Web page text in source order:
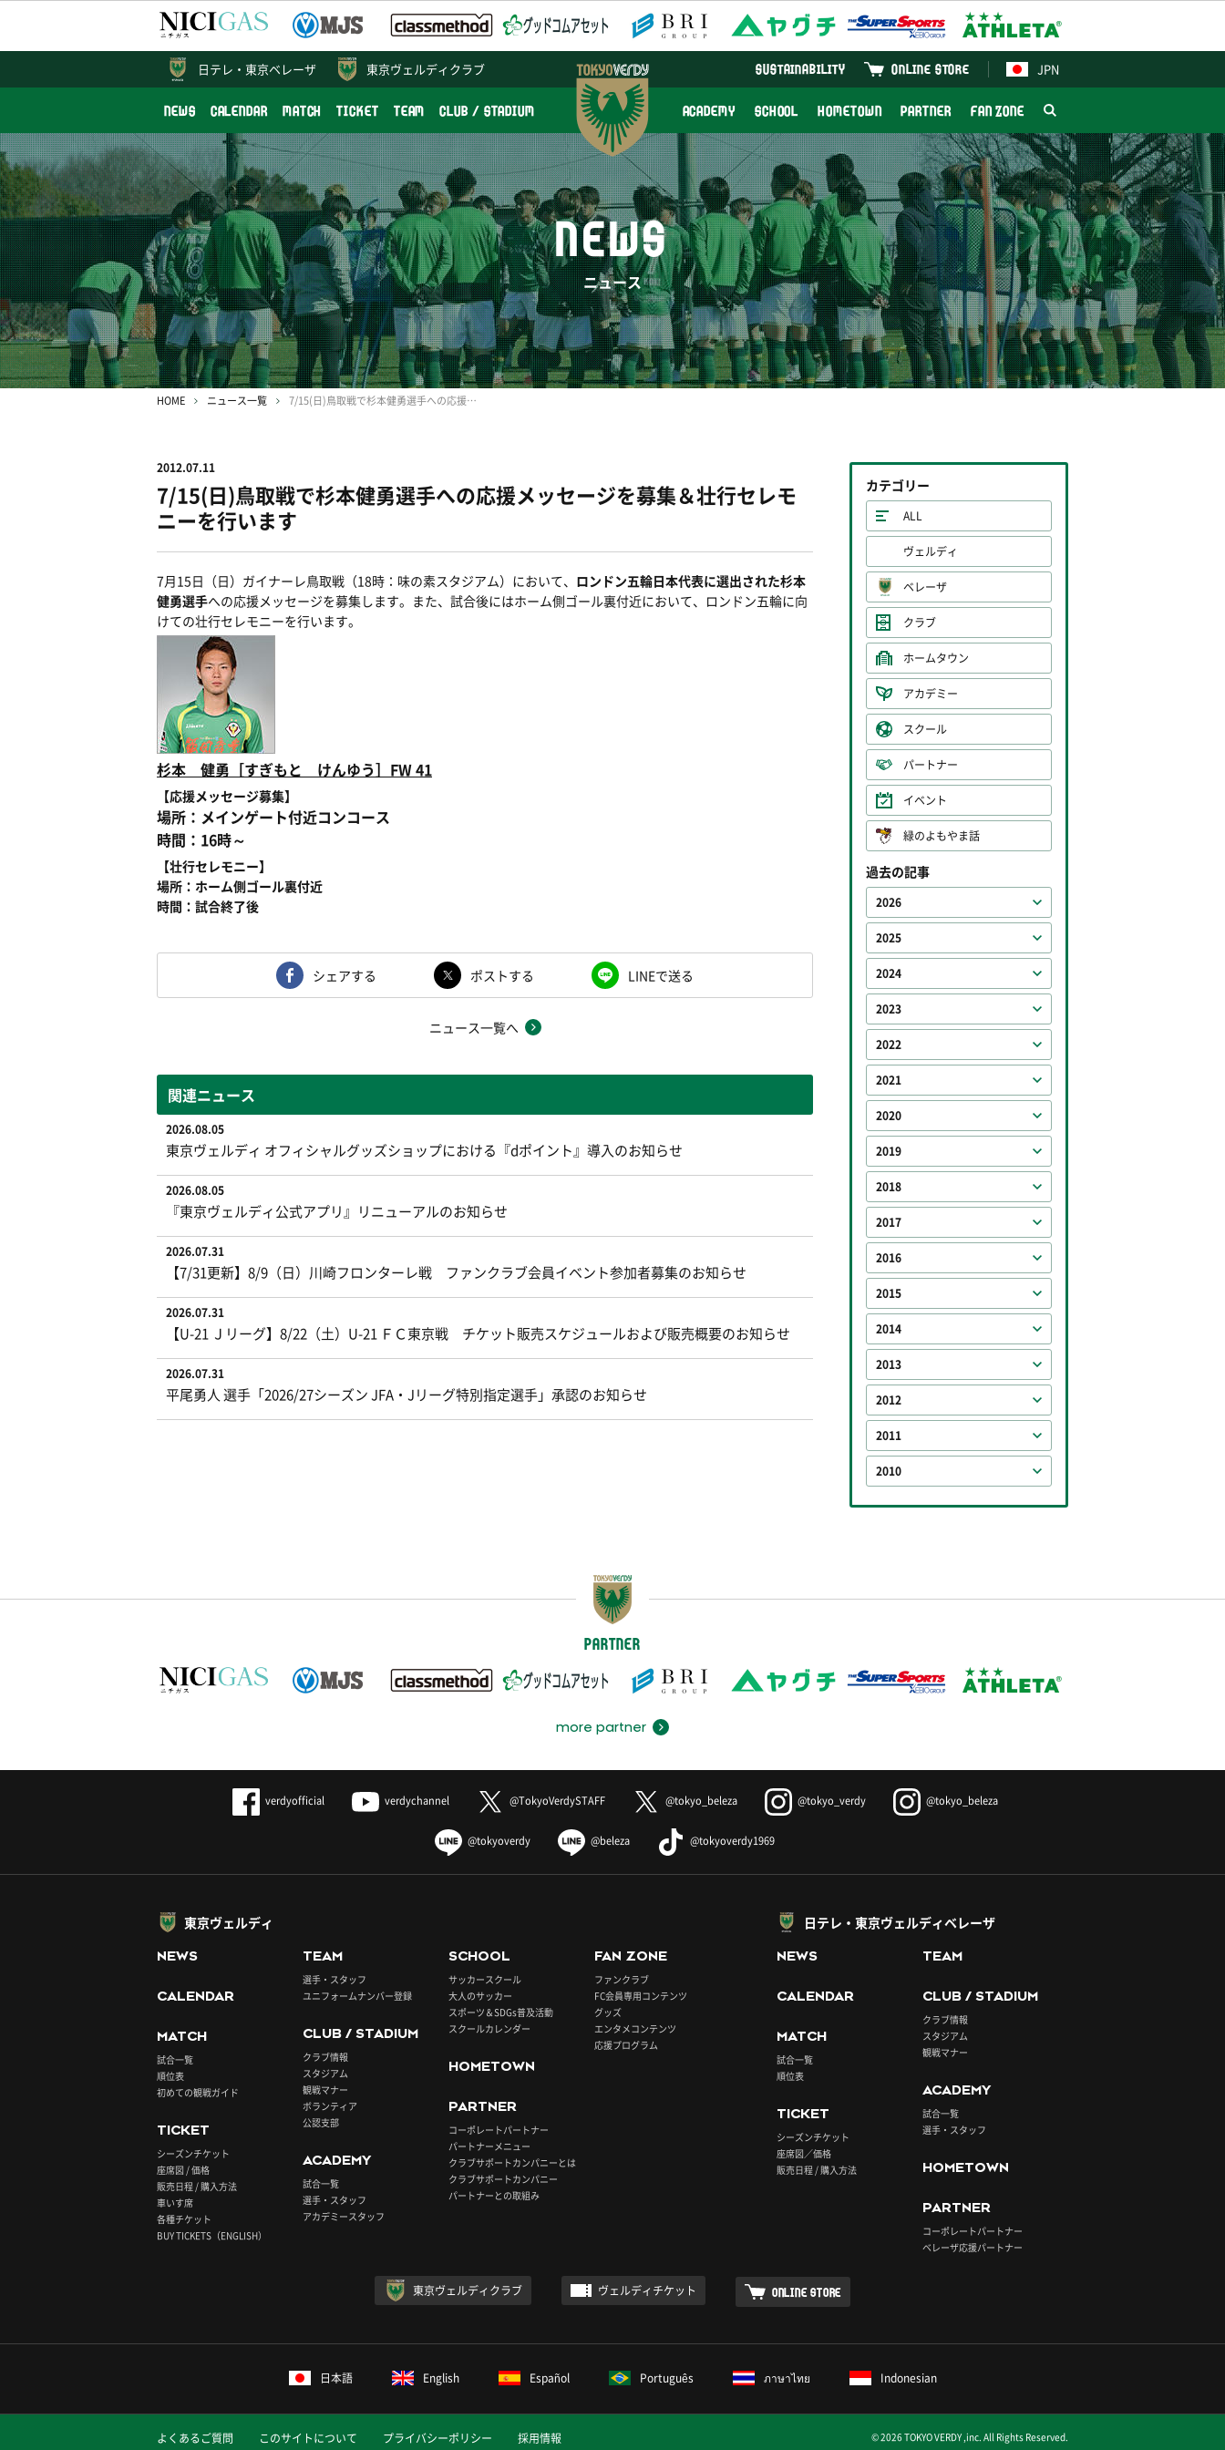
東京ヴェルディクラブ JPN
ONLINE STORE
SUSTAINABILITY
NEWS CALENDAR MATCH TICKET TEAM CLUB / STADIUM ACADEMY SCHOOL HOMETOWN PARTNER FAN ZONE
日テレ・ 東京ベレーザ
NEWS
ニュース
HOME ニュース一覧 7/15(日)鳥取戦で杉本健勇選手への応援メッセージを募集＆壮行セレモニーを行います
2012.07.11
7/15(日)鳥取戦で杉本健勇選手への応援メッセージを募集＆壮行セレモ
ニーを行います
7月15日（日）ガイナーレ鳥取戦（18時：味の素スタジアム）において、 ロンドン五輪日本代表に選出された杉本
健勇選手への応援メッセージを募集します。また、試合後にはホーム側ゴール裏付近において、ロンドン五輪に向
けての壮行セレモニーを行います。
杉本 健勇［すぎもと けんゆう］FW 41
【応援メッセージ募集】
場所：メインゲート付近コンコース
時間：16時～
【壮行セレモニー】
場所：ホーム側ゴール裏付近
時間：試合終了後
シェアする ポストする LINEで送る
ニュース一覧へ
関連ニュース
2026.08.05
東京ヴェルディ オフィシャルグッズショップにおける『dポイント』導入のお知らせ
2026.08.05
『東京ヴェルディ公式アプリ』リニューアルのお知らせ
2026.07.31
【7/31更新】8/9（日）川崎フロンターレ戦 ファンクラブ会員イベント参加者募集のお知らせ
2026.07.31
【U-21 Ｊリーグ】8/22（土）U-21 ＦＣ東京戦 チケット販売スケジュールおよび販売概要のお知らせ
2026.07.31
平尾勇人 選手「2026/27シーズン JFA・Jリーグ特別指定選手」承認のお知らせ
カテゴリー
ALL
ヴェルディ
ベレーザ
クラブ
ホームタウン
アカデミー
スクール
パートナー
イベント
緑のよもやま話
過去の記事
2026
2025
2024
2023
2022
2021
2020
2019
2018
2017
2016
2015
2014
2013
2012
2011
2010
PARTNER
more partner
verdyofficial verdychannel @TokyoVerdySTAFF @tokyo_beleza @tokyo_verdy @tokyo_beleza
@tokyoverdy @beleza @tokyoverdy1969
東京ヴェルディ
NEWS
CALENDAR
MATCH
試合一覧
順位表
初めての観戦ガイド
TICKET
シーズンチケット
座席図 / 価格
販売日程 / 購入方法
車いす席
各種チケット
BUY TICKETS（ENGLISH）
TEAM
選手・スタッフ
ユニフォームナンバー登録
CLUB / STADIUM
クラブ情報
スタジアム
観戦マナー
ボランティア
公認支部
ACADEMY
試合一覧
選手・スタッフ
アカデミースタッフ
SCHOOL
サッカースクール
大人のサッカー
スポーツ＆SDGs普及活動
スクールカレンダー
HOMETOWN
PARTNER
コーポレートパートナー
パートナーメニュー
クラブサポートカンパニーとは
クラブサポートカンパニー
パートナーとの取組み
FAN ZONE
ファンクラブ
FC会員専用コンテンツ
グッズ
エンタメコンテンツ
応援プログラム
日テレ・東京ヴェルディベレーザ
NEWS
CALENDAR
MATCH
試合一覧
順位表
TICKET
シーズンチケット
座席図／価格
販売日程 / 購入方法
TEAM
CLUB / STADIUM
クラブ情報
スタジアム
観戦マナー
ACADEMY
試合一覧
選手・スタッフ
HOMETOWN
PARTNER
コーポレートパートナー
ベレーザ応援パートナー
東京ヴェルディクラブ ヴェルディチケット ONLINE STORE
日本語 English Español Português ภาษาไทย Indonesian
よくあるご質問 このサイトについて プライバシーポリシー 採用情報 © 2026 TOKYO VERDY ,inc. All Rights Reserved.